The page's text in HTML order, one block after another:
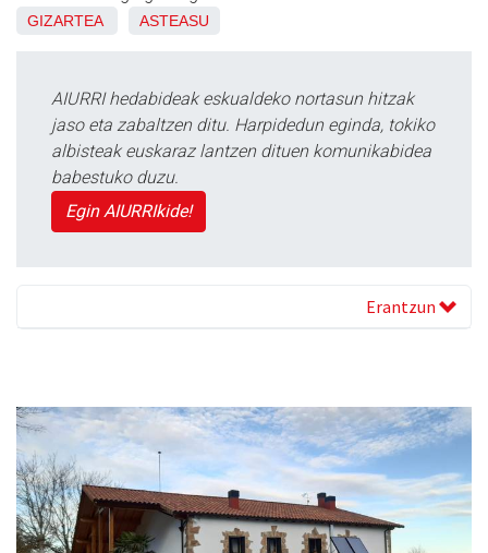
GIZARTEA ASTEASU
AIURRI hedabideak eskualdeko nortasun hitzak
jaso eta zabaltzen ditu. Harpidedun eginda, tokiko
albisteak euskaraz lantzen dituen komunikabidea
babestuko duzu.
Egin AIURRIkide!
Erantzun